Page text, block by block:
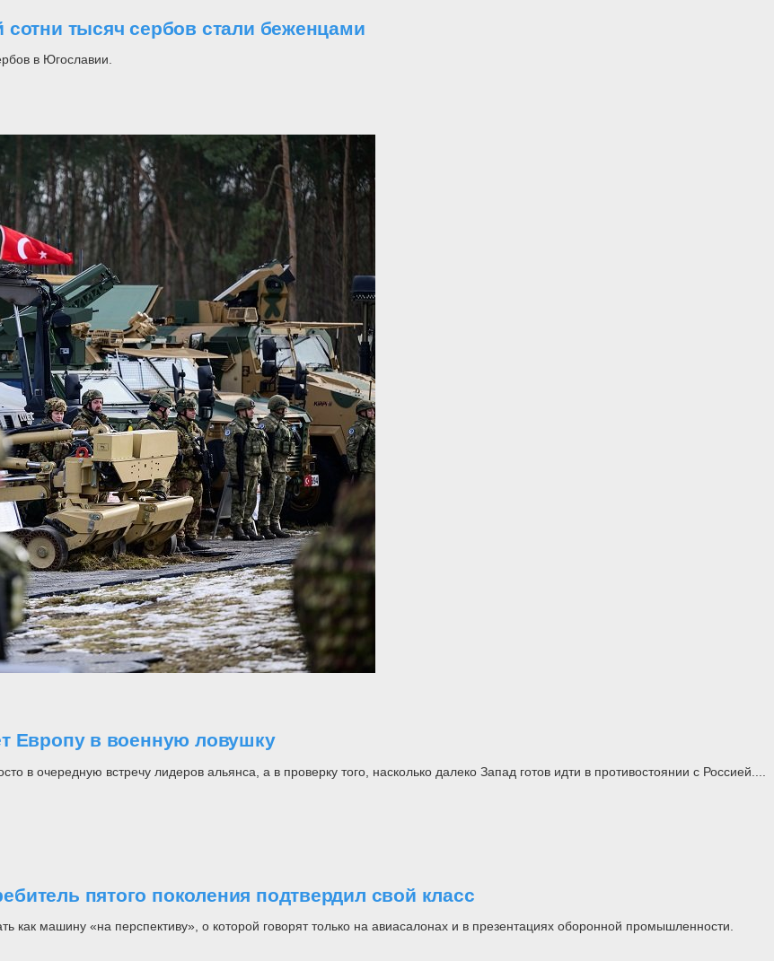
тысяч сербов стали беженцами
в Югославии.
Европу в военную ловушку
очередную встречу лидеров альянса, а в проверку того, насколько далеко Запад готов идти в противостоянии с Россией....
пятого поколения подтвердил свой класс
как машину «на перспективу», о которой говорят только на авиасалонах и в презентациях оборонной промышленности.